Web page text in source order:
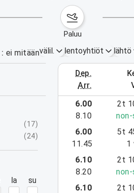
paluu
ei mitäänvälil. lentoyhtiöt lähtö
dep.
arr.
3.–9. elokuuta 2026
(17)
(24)
la su
6.00
8.10
2t
6.00
11.45
5t
1
6.10
8.20
2t
6.10
2t